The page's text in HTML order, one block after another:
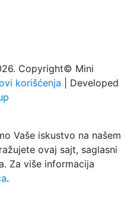
Copyright© Mini
korišćenja | Developed
Vaše iskustvo na našem
ovaj sajt, saglasni
Za više informacija
.